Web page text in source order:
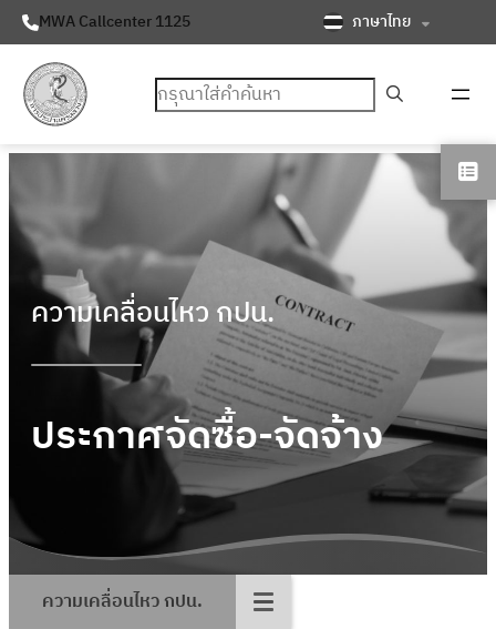
MWA Callcenter 1125 ภาษาไทย
ค้นหา
ความเคลื่อนไหว กปน.
ประกาศจัดซื้อ-จัดจ้าง
ความเคลื่อนไหว กปน.